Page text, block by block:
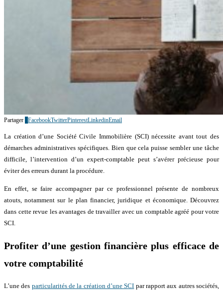
Partager FacebookTwitterPinterestLinkedinEmail
La création d’une Société Civile Immobilière (SCI) nécessite avant tout des
démarches administratives spécifiques. Bien que cela puisse sembler une tâche
difficile, l’intervention d’un expert-comptable peut s’avérer précieuse pour
éviter des erreurs durant la procédure.
En effet, se faire accompagner par ce professionnel présente de nombreux
atouts, notamment sur le plan financier, juridique et économique. Découvrez
dans cette revue les avantages de travailler avec un comptable agréé pour votre
SCI.
Profiter d’une gestion financière plus efficace de
votre comptabilité
L’une des particularités de la création d’une SCI par rapport aux autres sociétés,